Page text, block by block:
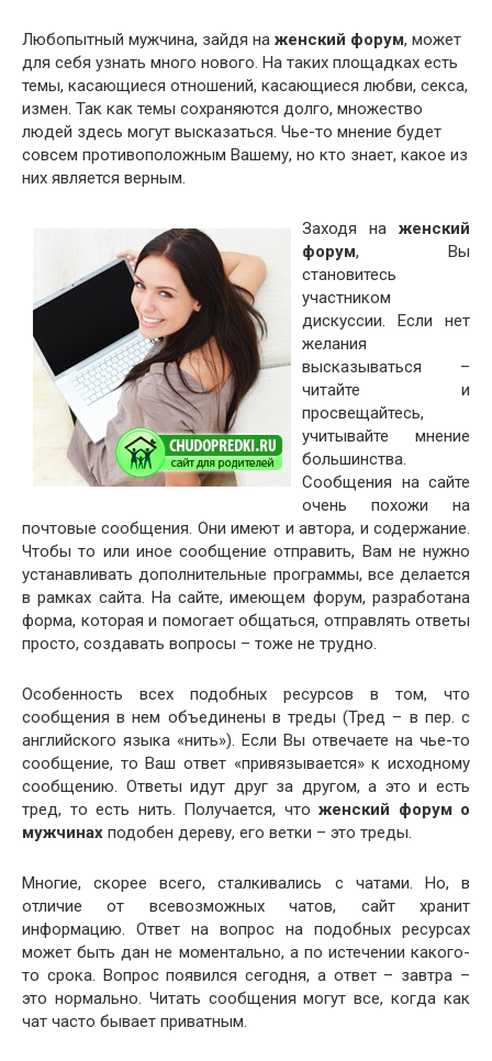
Любопытный мужчина, зайдя на женский форум, может
для себя узнать много нового. На таких площадках есть
темы, касающиеся отношений, касающиеся любви, секса,
измен. Так как темы сохраняются долго, множество
людей здесь могут высказаться. Чье-то мнение будет
совсем противоположным Вашему, но кто знает, какое из
них является верным.
Заходя на женский
форум, Вы
становитесь
участником
дискуссии. Если нет
желания
высказываться –
читайте и
просвещайтесь,
учитывайте мнение
большинства.
Сообщения на сайте
очень похожи на
почтовые сообщения. Они имеют и автора, и содержание.
Чтобы то или иное сообщение отправить, Вам не нужно
устанавливать дополнительные программы, все делается
в рамках сайта. На сайте, имеющем форум, разработана
форма, которая и помогает общаться, отправлять ответы
просто, создавать вопросы – тоже не трудно.
Особенность всех подобных ресурсов в том, что
сообщения в нем объединены в треды (Тред – в пер. с
английского языка «нить»). Если Вы отвечаете на чье-то
сообщение, то Ваш ответ «привязывается» к исходному
сообщению. Ответы идут друг за другом, а это и есть
тред, то есть нить. Получается, что женский форум о
мужчинах подобен дереву, его ветки – это треды.
Многие, скорее всего, сталкивались с чатами. Но, в
отличие от всевозможных чатов, сайт хранит
информацию. Ответ на вопрос на подобных ресурсах
может быть дан не моментально, а по истечении какого-
то срока. Вопрос появился сегодня, а ответ – завтра –
это нормально. Читать сообщения могут все, когда как
чат часто бывает приватным.